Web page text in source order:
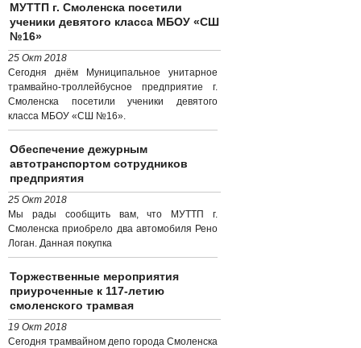
МУТТП г. Смоленска посетили
ученики девятого класса МБОУ «СШ
№16»
25 Окт 2018
Сегодня днём Муниципальное унитарное
трамвайно-троллейбусное предприятие г.
Смоленска посетили ученики девятого
класса МБОУ «СШ №16».
Обеспечение дежурным
автотранспортом сотрудников
предприятия
25 Окт 2018
Мы рады сообщить вам, что МУТТП г.
Смоленска приобрело два автомобиля Рено
Логан. Данная покупка
Торжественные мероприятия
приуроченные к 117-летию
смоленского трамвая
19 Окт 2018
Сегодня трамвайном депо города Смоленска